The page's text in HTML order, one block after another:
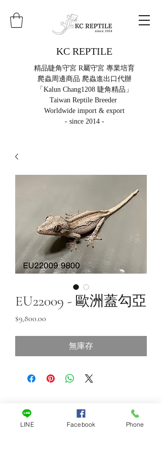
KC REPTILE
精品睫角守宮 R屬守宮 專業培育
爬蟲周邊商品 爬蟲進出口代辦
「Kalun Chang1208 睫角精品」
Taiwan Reptile Breeder
Worldwide import & export
- since 2014 -
EU22009 - 歐洲蓋勾亞
$9,800.00
無庫存
LINE Facebook Phone